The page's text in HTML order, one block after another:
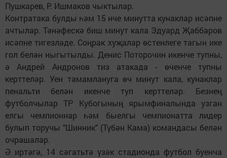
Пушкарев, Р. Ишмаков чыктылар.
Контратака булды һәм 15 нче минутта кунаклар исәпне
ачтылар. Тәнәфескә биш минут кала Эдуард Җаббаров
исәпне тигезләде. Соңрак хуҗалар өстенлеге тагын ике
гол белән ныгытылды. Денис Поторочин икенче тупны,
ә Андрей Андронов тиз атакада - өченче тупны
керттеләр. Уен тәмамлануга өч минут кала, кунаклар
пенальти белән икенче туп керттеләр. Безнең
футболчылар ТР Кубогының ярымфиналында узган
елгы чемпионнар һәм быелгы чемпионатта лидер
булып торучы "Шинник" (Түбән Кама) командасы белән
очрашалар.
Ә иртәгә, 14 сәгатьтә үзәк стадионда футбол буенча